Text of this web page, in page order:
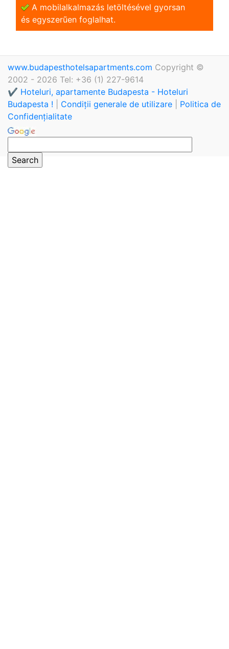
A mobilalkalmazás letöltésével gyorsan
és egyszerũen foglalhat.
www.budapesthotelsapartments.com Copyright ©
2002 - 2026 Tel: +36 (1) 227-9614
✔️ Hoteluri, apartamente Budapesta - Hoteluri
Budapesta !
Condiții generale de utilizare
Politica de
Confidențialitate